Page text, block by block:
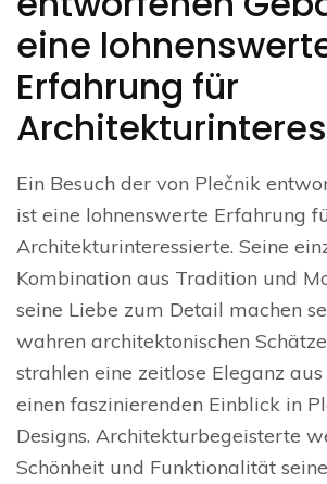
eine
Erfahrung für
Ein Besuch der von Plečnik
ist eine lohnenswerte Erfahrung
Architekturinteressierte. Seine
Kombination aus Tradition und
seine Liebe zum Detail machen
wahren architektonischen
strahlen eine zeitlose Eleganz
einen faszinierenden Einblick in
Designs. Architekturbegeisterte
Schönheit und Funktionalität